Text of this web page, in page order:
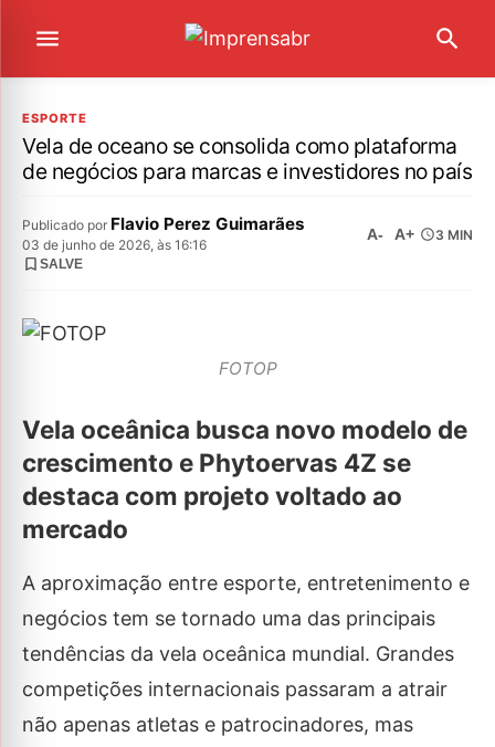
ESPORTE
Vela de oceano se consolida como plataforma
de negócios para marcas e investidores no país
Publicado por Flavio Perez Guimarães
03 de junho de 2026, às 16:16
A- A+ 3 MIN
SALVE
FOTOP
Vela oceânica busca novo modelo de
crescimento e Phytoervas 4Z se
destaca com projeto voltado ao
mercado
A aproximação entre esporte, entretenimento e
negócios tem se tornado uma das principais
tendências da vela oceânica mundial. Grandes
competições internacionais passaram a atrair
não apenas atletas e patrocinadores, mas